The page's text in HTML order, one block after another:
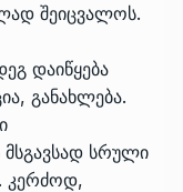
შეიცვალოს.
დაიწყება
განახლება.
სრული
კერძოდ,